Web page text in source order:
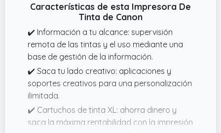
Características de esta Impresora De
Tinta de Canon
✔️ Información a tu alcance: supervisión
remota de las tintas y el uso mediante una
base de gestión de la información.
✔️ Saca tu lado creativo: aplicaciones y
soportes creativos para una personalización
ilimitada.
✔️ Cartuchos de tinta XL: ahorra dinero y
saca la máxima rentabilidad con la impresión